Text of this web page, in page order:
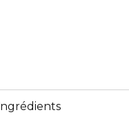
Ingrédients